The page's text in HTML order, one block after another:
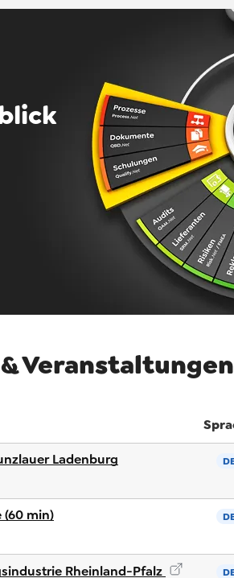
Veranstaltungen
Ladenburg
min)
Rheinland-Pfalz